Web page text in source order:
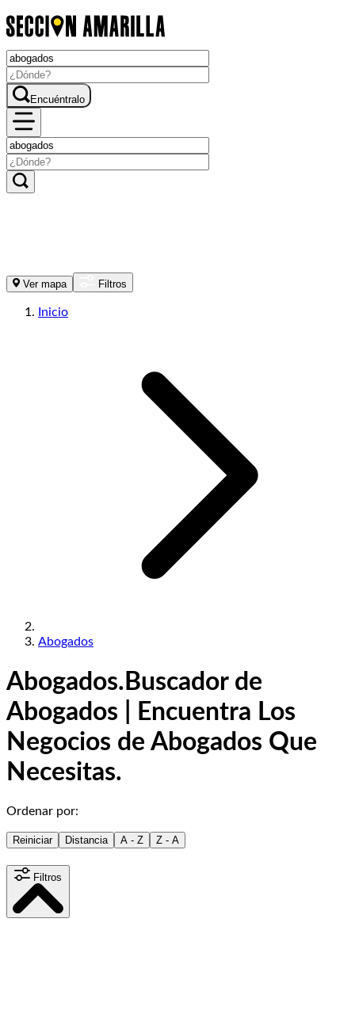
Encuéntralo
Ver mapa Filtros
Inicio
Abogados
Abogados. Buscador de
Abogados | Encuentra Los
Negocios de Abogados Que
Necesitas.
Ordenar por:
Reiniciar Distancia A - Z Z - A